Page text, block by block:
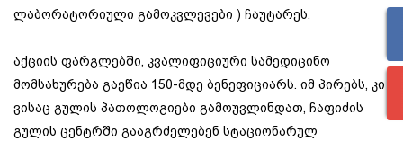
ლაბორატორიული გამოკვლევები ) ჩაუტარეს.
აქციის ფარგლებში, კვალიფიციური სამედიცინო
მომსახურება გაეწია 150-მდე ბენეფიციარს. იმ პირებს, კი
ვისაც გულის პათოლოგიები გამოუვლინდათ, ჩაფიძის
გულის ცენტრში გააგრძელებენ სტაციონარულ